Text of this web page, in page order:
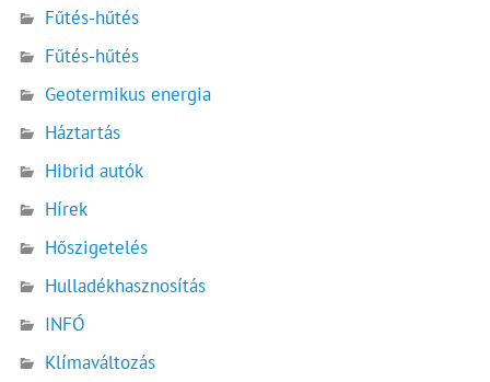
Fűtés-hűtés
Fűtés-hűtés
Geotermikus energia
Háztartás
Hibrid autók
Hírek
Hőszigetelés
Hulladékhasznosítás
INFÓ
Klímaváltozás